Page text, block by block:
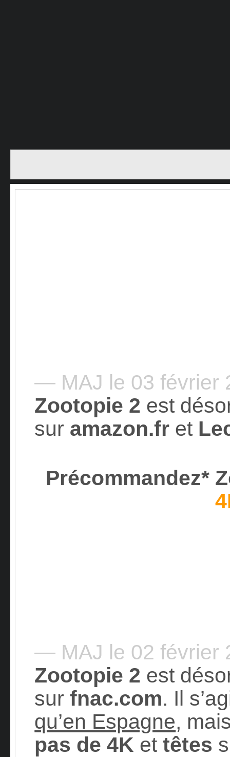
— MAJ le 03 février
Zootopie 2 est
sur amazon.fr et
Précommandez*
— MAJ le 02 février
Zootopie 2 est
sur fnac.com. Il
qu’en Espagne,
pas de 4K ettêtes